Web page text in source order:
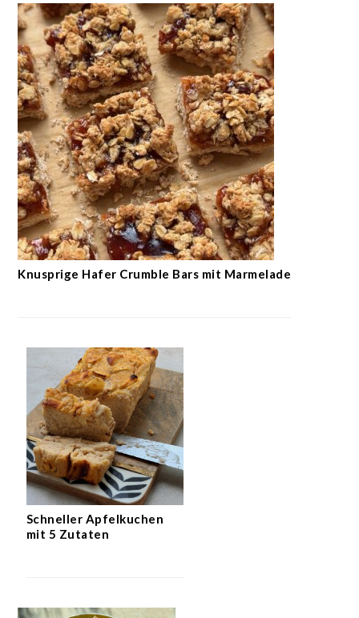
Knusprige Hafer Crumble Bars mit Marmelade
Schneller Apfelkuchen
mit 5 Zutaten